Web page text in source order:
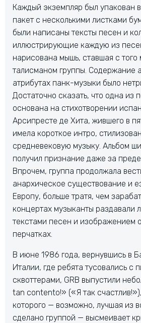
Каждый экземпляр был упакован
пакет с несколькими листками
были написаны тексты песен и
иллюстрирующие каждую из
нарисована мышь, ставшая с того
талисманом группы. Содержание
атрибутах панк-музыки было
Достаточно сказать, что одна из
основана на стихотворении
Арсипресте де Хита, жившего в
имела короткое интро,
средневековую музыку. Альбом
получил признание даже за
Впрочем, группа продолжала
анархическое существование и
Европу, больше тратя, чем
концертах музыканты раздавали
текстами песен и изображением
перчатках.
В июне 1986 года, вернувшись в
Италии, где ребята тусовались с
сквоттерами, GRB выпустили
tan contento!» («Я так
которого — возможно, лучшая из
сделано группой — высмеивает